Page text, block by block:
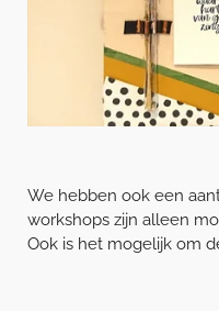
We hebben ook een
workshops zijn alleen
Ook is het mogelijk om